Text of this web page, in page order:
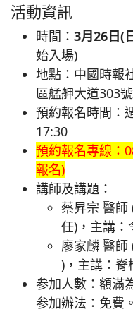
活動資訊
時間： 3月26日(
始入場)
地點：中國時報
區艋舺大道303
預約報名時間：
17:30
預約報名專線：
報名)
講師及講題：
蔡昇宗 醫師
任)，主講：
廖家麟 醫師
)，主講：脊
参加人數：額滿
参加辦法：免費。